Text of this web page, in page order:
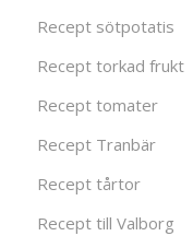
Recept sötpotatis
Recept torkad frukt
Recept tomater
Recept Tranbär
Recept tårtor
Recept till Valborg